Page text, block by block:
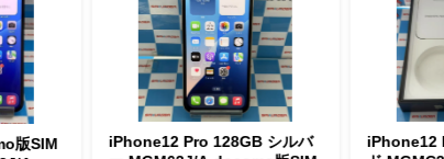
Pro 128GB シルバ
iPhone12 Pro 256GB ゴール